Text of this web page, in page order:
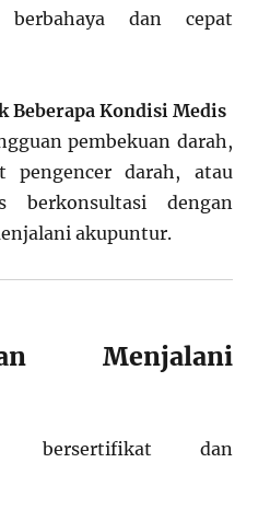
dan cepat
Beberapa Kondisi Medis
pembekuan darah,
pengencer darah, atau
berkonsultasi dengan
akupuntur.
Menjalani
bersertifikat dan